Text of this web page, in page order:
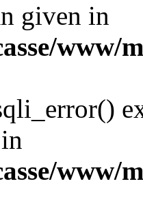
given in
www/
www/